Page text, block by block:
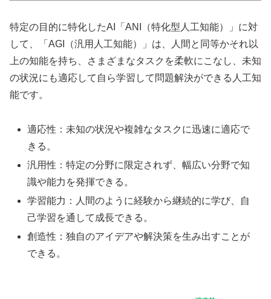
特定の目的に特化したAI「ANI（特化型人工知能）」に対
して、「AGI（汎用人工知能）」は、人間と同等かそれ以
上の知能を持ち、さまざまなタスクを柔軟にこなし、未知
の状況にも適応して自ら学習して問題解決ができる人工知
能です。
適応性：未知の状況や複雑なタスクに迅速に適応で
きる。
汎用性：特定の分野に限定されず、幅広い分野で知
識や能力を発揮できる。
学習能力：人間のように経験から継続的に学び、自
己学習を通して成長できる。
創造性：独自のアイデアや解決策を生み出すことが
できる。